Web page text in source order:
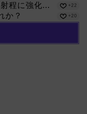
程に強化... +22
か？ +20